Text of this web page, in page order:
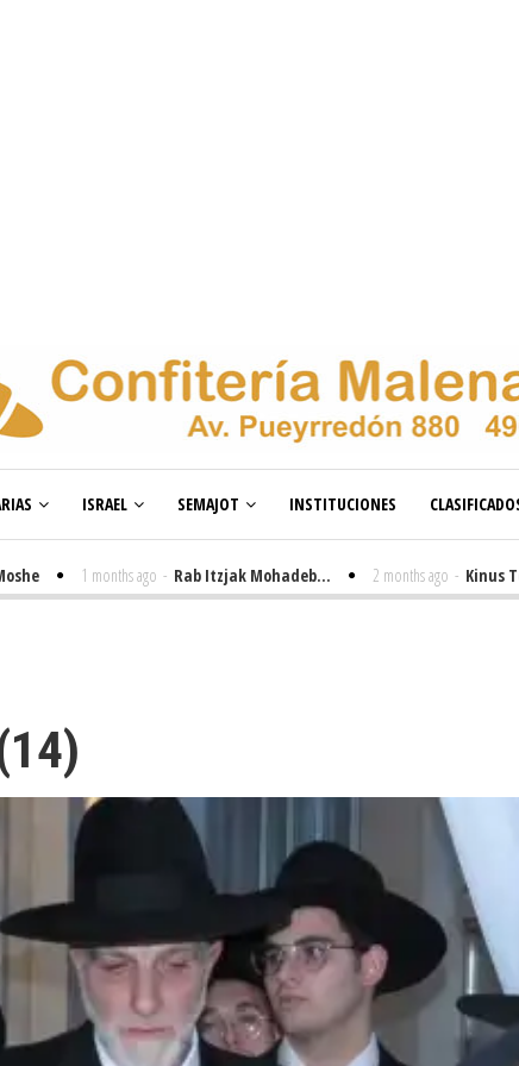
ISRAEL SEMAJOT INSTITUCIONES
1 months ago - Rab Itzjak Mohadeb... 2 months ago - Kinus Toire